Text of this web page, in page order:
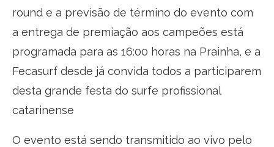
round e a previsão de término do evento com
a entrega de premiação aos campeões está
programada para as 16:00 horas na Prainha, e a
Fecasurf desde já convida todos a participarem
desta grande festa do surfe profissional
catarinense
O evento está sendo transmitido ao vivo pelo